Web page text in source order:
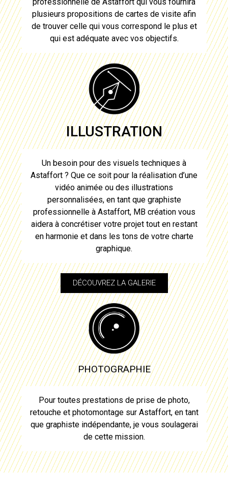
plusieurs propositions de cartes de visite afin
de trouver celle qui vous correspond le plus et
qui est adéquate avec vos objectifs.
ILLUSTRATION
Un besoin pour des visuels techniques à
Astaffort ? Que ce soit pour la réalisation d’une
vidéo animée ou des illustrations
personnalisées, en tant que graphiste
professionnelle à Astaffort, MB création vous
aidera à concrétiser votre projet tout en restant
en harmonie et dans les tons de votre charte
graphique.
DÉCOUVREZ LA GALERIE
PHOTOGRAPHIE
Pour toutes prestations de prise de photo,
retouche et photomontage sur Astaffort, en tant
que graphiste indépendante, je vous soulagerai
de cette mission.